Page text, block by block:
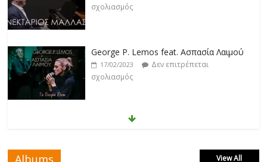
σχολιασμός
George P. Lemos feat. Ασπασία Λαιμού
17/02/2023
Δεν επιτρέπεται
σχολιασμός
Μάριος Δαρβίρας
Albums View All